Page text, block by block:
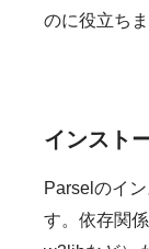
のに役立ちま
インスト
Parselのイ
す。依存関